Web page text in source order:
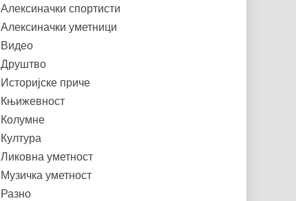
Алексиначки спортисти
Алексиначки уметници
Видео
Друштво
Историјске приче
Књижевност
Колумне
Култура
Ликовна уметност
Музичка уметност
Разно